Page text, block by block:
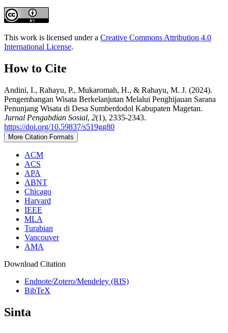
This work is licensed under a Creative Commons Attribution 4.0
International License.
How to Cite
Andini, I., Rahayu, P., Mukaromah, H., & Rahayu, M. J. (2024).
Pengembangan Wisata Berkelanjutan Melalui Penghijauan Sarana
Penunjang Wisata di Desa Sumberdodol Kabupaten Magetan.
Jurnal Pengabdian Sosial, 2(1), 2335-2343.
https://doi.org/10.59837/s519gg80
More Citation Formats
ACM
ACS
APA
ABNT
Chicago
Harvard
IEEE
MLA
Turabian
Vancouver
AMA
Download Citation
Endnote/Zotero/Mendeley (RIS)
BibTeX
Sinta